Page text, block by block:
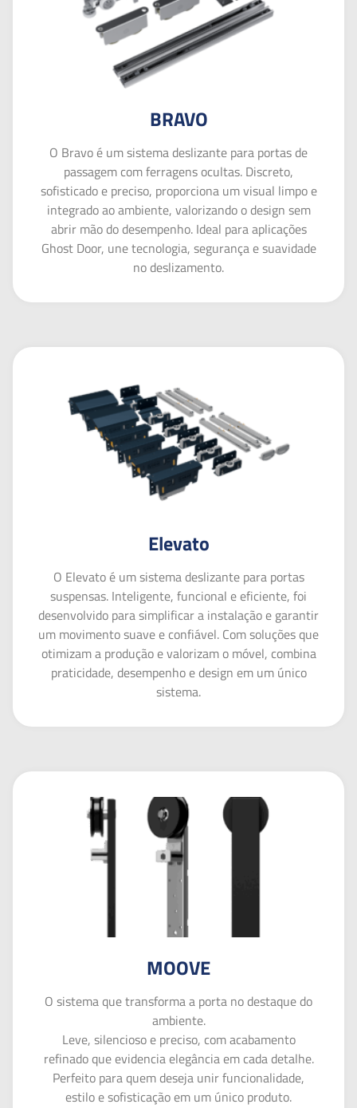
BRAVO
O Bravo é um sistema deslizante para portas de
passagem com ferragens ocultas. Discreto,
sofisticado e preciso, proporciona um visual limpo e
integrado ao ambiente, valorizando o design sem
abrir mão do desempenho. Ideal para aplicações
Ghost Door, une tecnologia, segurança e suavidade
no deslizamento.
Elevato
O Elevato é um sistema deslizante para portas
suspensas. Inteligente, funcional e eficiente, foi
desenvolvido para simplificar a instalação e garantir
um movimento suave e confiável. Com soluções que
otimizam a produção e valorizam o móvel, combina
praticidade, desempenho e design em um único
sistema.
MOOVE
O sistema que transforma a porta no destaque do
ambiente.
Leve, silencioso e preciso, com acabamento
refinado que evidencia elegância em cada detalhe.
Perfeito para quem deseja unir funcionalidade,
estilo e sofisticação em um único produto.